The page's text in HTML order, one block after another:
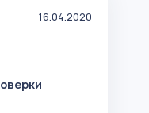
16.04.2020